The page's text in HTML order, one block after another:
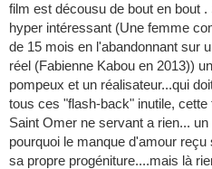
film est décousu de bout en bout
hyper intéressant (Une femme
de 15 mois en l'abandonnant sur
réel (Fabienne Kabou en 2013))
pompeux et un réalisateur...qui
tous ces "flash-back" inutile,
Saint Omer ne servant a rien...
pourquoi le manque d'amour
sa propre progéniture....mais là